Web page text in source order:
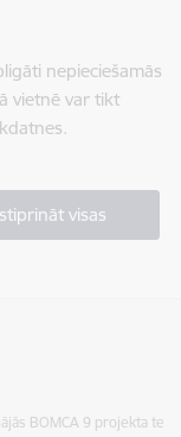
nepieciešamās
vietnē var tikt
visas
BOMCA 9 projekta